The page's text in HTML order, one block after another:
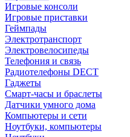
Игровые консоли
Игровые приставки
Геймпады
Электротранспорт
Электровелосипеды
Телефония и связь
Радиотелефоны DECT
Гаджеты
Смарт-часы и браслеты
Датчики умного дома
Компьютеры и сети
Ноутбуки, компьютеры